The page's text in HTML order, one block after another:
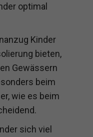
optimal
Kinder
bieten,
Gewässern
beim
wie es beim
sich viel